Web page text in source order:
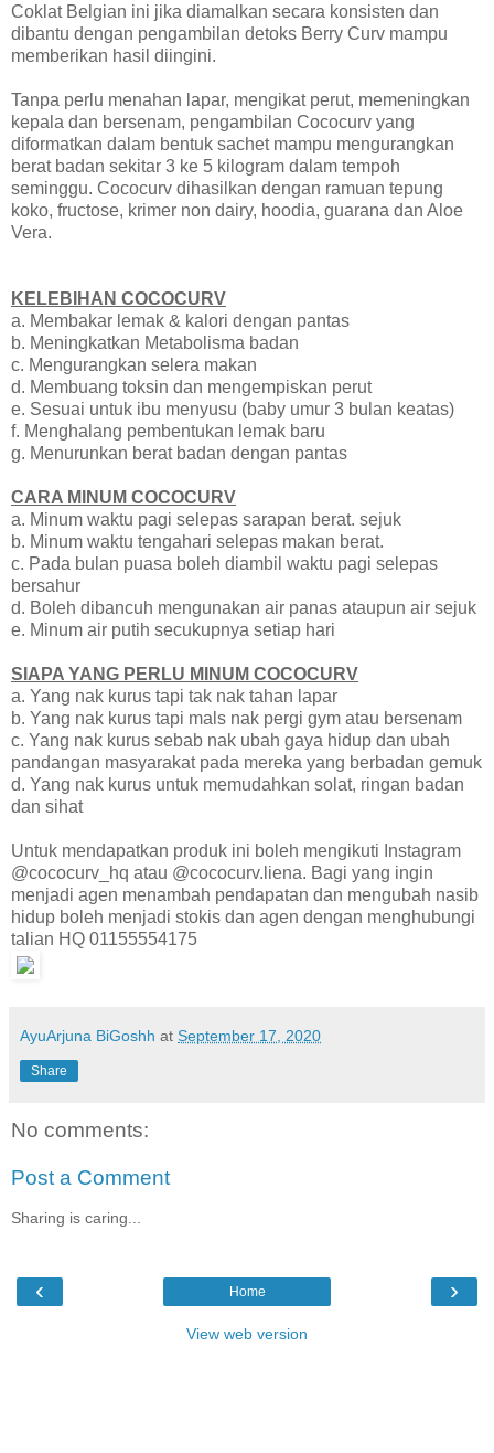
Coklat Belgian ini jika diamalkan secara konsisten dan
dibantu dengan pengambilan detoks Berry Curv mampu
memberikan hasil diingini.
Tanpa perlu menahan lapar, mengikat perut, memeningkan
kepala dan bersenam, pengambilan Cococurv yang
diformatkan dalam bentuk sachet mampu mengurangkan
berat badan sekitar 3 ke 5 kilogram dalam tempoh
seminggu. Cococurv dihasilkan dengan ramuan tepung
koko, fructose, krimer non dairy, hoodia, guarana dan Aloe
Vera.
KELEBIHAN COCOCURV
a. Membakar lemak & kalori dengan pantas
b. Meningkatkan Metabolisma badan
c. Mengurangkan selera makan
d. Membuang toksin dan mengempiskan perut
e. Sesuai untuk ibu menyusu (baby umur 3 bulan keatas)
f. Menghalang pembentukan lemak baru
g. Menurunkan berat badan dengan pantas
CARA MINUM COCOCURV
a. Minum waktu pagi selepas sarapan berat. sejuk
b. Minum waktu tengahari selepas makan berat.
c. Pada bulan puasa boleh diambil waktu pagi selepas
bersahur
d. Boleh dibancuh mengunakan air panas ataupun air sejuk
e. Minum air putih secukupnya setiap hari
SIAPA YANG PERLU MINUM COCOCURV
a. Yang nak kurus tapi tak nak tahan lapar
b. Yang nak kurus tapi mals nak pergi gym atau bersenam
c. Yang nak kurus sebab nak ubah gaya hidup dan ubah
pandangan masyarakat pada mereka yang berbadan gemuk
d. Yang nak kurus untuk memudahkan solat, ringan badan
dan sihat
Untuk mendapatkan produk ini boleh mengikuti Instagram
@cococurv_hq atau @cococurv.liena. Bagi yang ingin
menjadi agen menambah pendapatan dan mengubah nasib
hidup boleh menjadi stokis dan agen dengan menghubungi
talian HQ 01155554175
AyuArjuna BiGoshh at September 17, 2020
Share
No comments:
Post a Comment
Sharing is caring...
‹ ›
Home
View web version